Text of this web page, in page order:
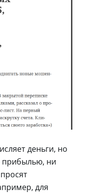
деньги, но
прибылью, ни
для